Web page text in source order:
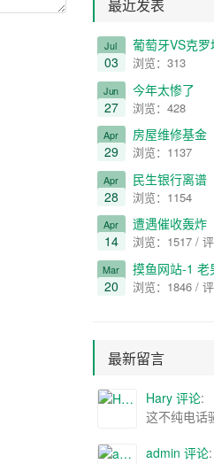
最近发表
Jul
03
葡萄牙VS克罗地亚
浏览：313
Jun
27
今年太惨了
浏览：428
Apr
29
房屋维修基金
浏览：1137
Apr
28
民生银行离谱
浏览：1154
Apr
14
遭遇催收轰炸
浏览：1517 /
Mar
20
摸鱼网站-1 老男
浏览：1846 /
最新留言
Hary 评论:
admin 评论: